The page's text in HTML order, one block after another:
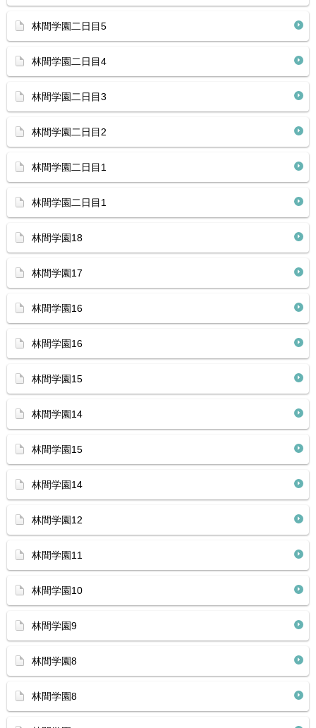
林間学園二日目5
林間学園二日目4
林間学園二日目3
林間学園二日目2
林間学園二日目1
林間学園二日目1
林間学園18
林間学園17
林間学園16
林間学園16
林間学園15
林間学園14
林間学園15
林間学園14
林間学園12
林間学園11
林間学園10
林間学園9
林間学園8
林間学園8